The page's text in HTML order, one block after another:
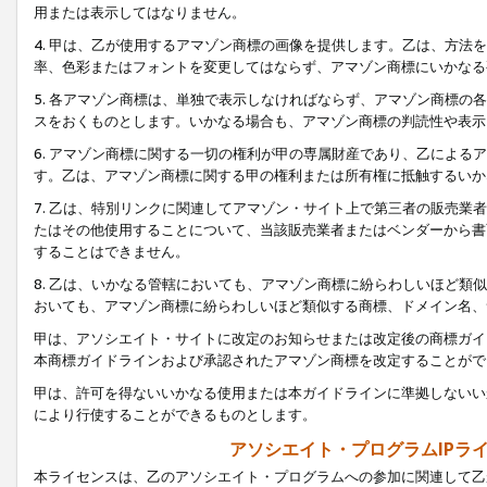
用または表示してはなりません。
4. 甲は、乙が使用するアマゾン商標の画像を提供します。乙は、方
率、色彩またはフォントを変更してはならず、アマゾン商標にいかな
5. 各アマゾン商標は、単独で表示しなければならず、アマゾン商標
スをおくものとします。いかなる場合も、アマゾン商標の判読性や表
6. アマゾン商標に関する一切の権利が甲の専属財産であり、乙による
す。乙は、アマゾン商標に関する甲の権利または所有権に抵触するい
7. 乙は、特別リンクに関連してアマゾン・サイト上で第三者の販売
たはその他使用することについて、当該販売業者またはベンダーから
することはできません。
8. 乙は、いかなる管轄においても、アマゾン商標に紛らわしいほど類
おいても、アマゾン商標に紛らわしいほど類似する商標、ドメイン名
甲は、アソシエイト・サイトに改定のお知らせまたは改定後の商標ガ
本商標ガイドラインおよび承認されたアマゾン商標を改定することが
甲は、許可を得ないいかなる使用または本ガイドラインに準拠しない
により行使することができるものとします。
アソシエイト・プログラムIPラ
本ライセンスは、乙のアソシエイト・プログラムへの参加に関連して